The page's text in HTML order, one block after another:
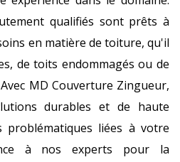
qualifiés sont prêts à
en matière de toiture, qu'il
de toits endommagés ou de
MD Couverture Zingueur,
durables et de haute
liées à votre
à nos experts pour la